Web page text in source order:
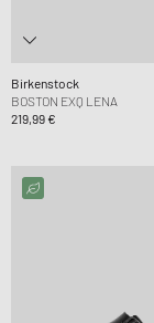
Birkenstock
BOSTON EXQ LENA
219,99 €